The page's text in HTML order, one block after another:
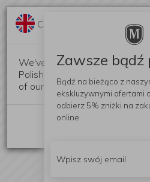
Change language?
We've detected that your
Polish. Would you like to
of our website?
Zawsze
Bądź na bieżąco z
ekskluzywnymi ofertami
odbierz 5% zniżki na
online.